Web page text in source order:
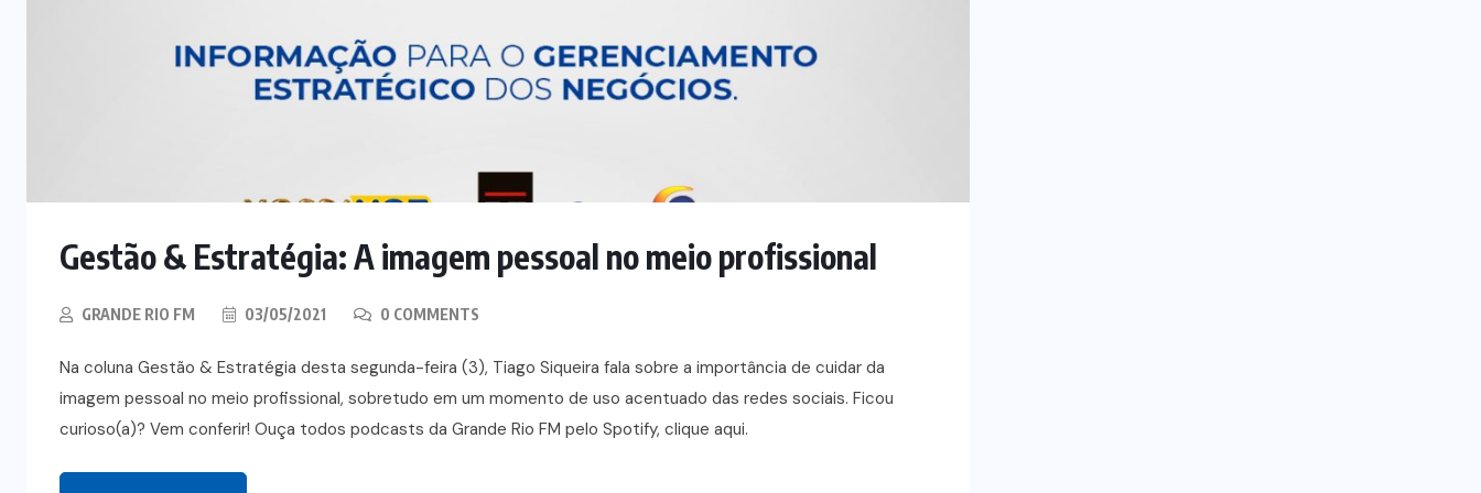
Gestão & Estratégia: A imagem pessoal no meio profissional
GRANDE RIO FM 03/05/2021 0 COMMENTS
Na coluna Gestão & Estratégia desta segunda-feira (3), Tiago Siqueira fala sobre a importância de cuidar da
imagem pessoal no meio profissional, sobretudo em um momento de uso acentuado das redes sociais. Ficou
curioso(a)? Vem conferir! Ouça todos podcasts da Grande Rio FM pelo Spotify, clique aqui.